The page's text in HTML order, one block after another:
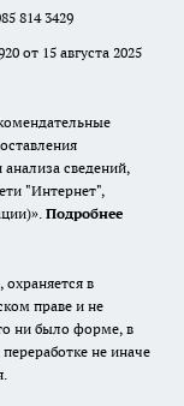
814 3429
от 15 августа 2025
сведений,
"Интернет",
Подробнее
в
праве и не
ни было форме, в
не иначе